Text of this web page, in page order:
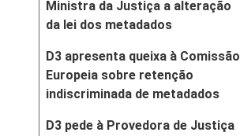
Ministra da Justiça a alteração
da lei dos metadados
D3 apresenta queixa à Comissão
Europeia sobre retenção
indiscriminada de metadados
D3 pede à Provedora de Justiça